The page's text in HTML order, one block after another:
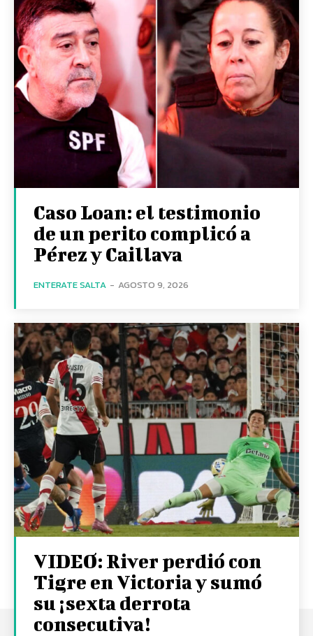
Caso Loan: el testimonio
de un perito complicó a
Pérez y Caillava
ENTERATE SALTA - AGOSTO 9, 2026
VIDEO: River perdió con
Tigre en Victoria y sumó
su ¡sexta derrota
consecutiva!